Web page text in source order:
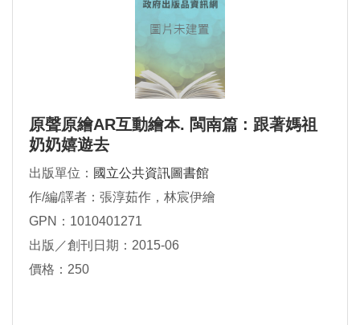
原聲原繪AR互動繪本. 閩南篇 : 跟著媽祖
奶奶嬉遊去
出版單位： 國立公共資訊圖書館
作/編/譯者：張淳茹作，林宸伊繪
GPN：1010401271
出版／創刊日期：2015-06
價格：250